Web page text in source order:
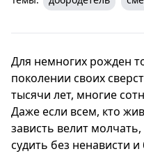
Для немногих рожден
поколении своих
тысячи лет, многие
Даже если всем, кто
зависть велит
судить без ненависти и